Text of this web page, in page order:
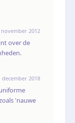
november 2012
over de
december 2018
'nauwe